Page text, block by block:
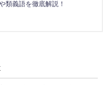
類義語を徹底解説！